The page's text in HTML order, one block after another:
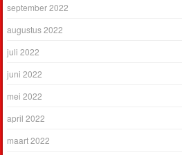
september 2022
augustus 2022
juli 2022
juni 2022
mei 2022
april 2022
maart 2022